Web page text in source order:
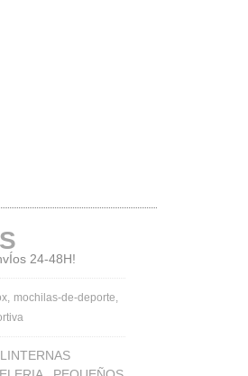
24-48H!
mochilas-de-deporte
LINTERNAS